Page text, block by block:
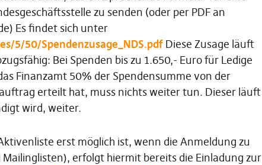
zu senden (oder per PDF an
Es findet sich unter
5/50/Spendenzusage_NDS.pdf Diese Zusage läuft
Bei Spenden bis zu 1.650,- Euro für Ledige
Finanzamt 50% der Spendensumme von der
erteilt hat, muss nichts weiter tun. Dieser läuft
wird, weiter.
erst möglich ist, wenn die Anmeldung zu
erfolgt hiermit bereits die Einladung zur